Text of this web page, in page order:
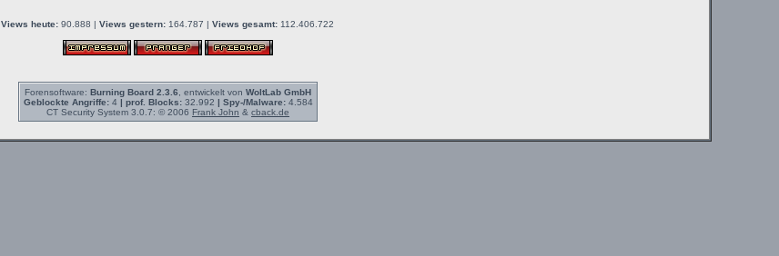
Views heute: 90.888 | Views gestern: 164.787 | Views gesamt: 112.406.722
Forensoftware: Burning Board 2.3.6 , entwickelt von WoltLab GmbH
Geblockte Angriffe:4 | prof. Blocks:32.992 | Spy-/Malware:4.584
CT Security System 3.0.7: © 2006 Frank John & cback.de